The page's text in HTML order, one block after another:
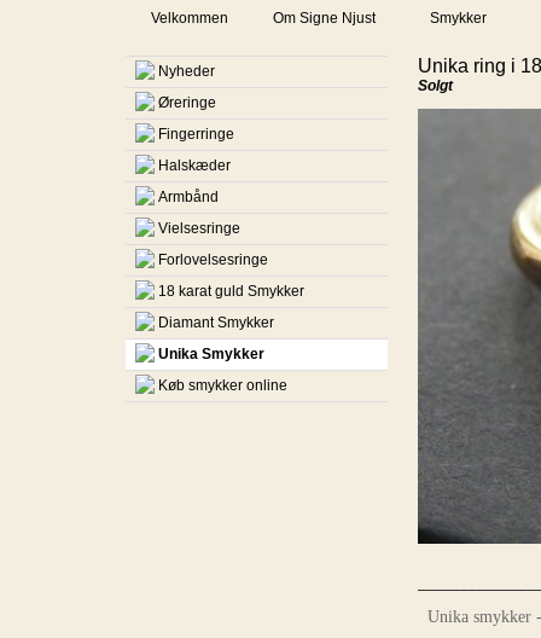
Velkommen Om Signe Njust Smykker
Nyheder
Øreringe
Fingerringe
Halskæder
Armbånd
Vielsesringe
Forlovelsesringe
18 karat guld Smykker
Diamant Smykker
Unika Smykker
Køb smykker online
Unika ring i
Solgt
Unika smykker